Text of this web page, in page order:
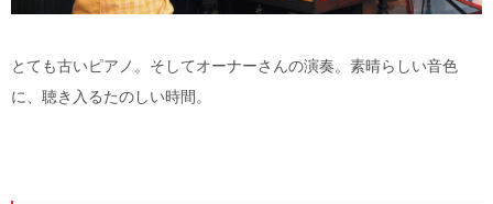
とても古いピアノ。そしてオーナーさんの演奏。素晴らしい音色
に、聴き入るたのしい時間。